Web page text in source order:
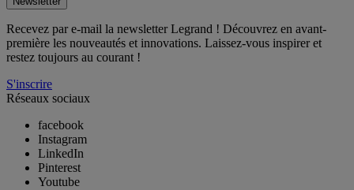
Recevez par e-mail la newsletter Legrand ! Découvrez en avant-
première les nouveautés et innovations. Laissez-vous inspirer et
restez toujours au courant !
S'inscrire
Réseaux sociaux
facebook
Instagram
LinkedIn
Pinterest
Youtube